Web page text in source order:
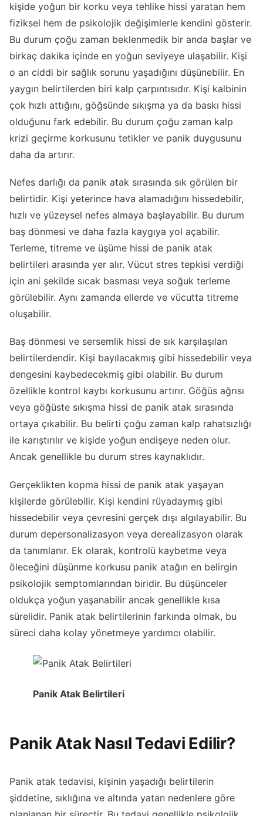
kişide yoğun bir korku veya tehlike hissi yaratan hem
fiziksel hem de psikolojik değişimlerle kendini gösterir.
Bu durum çoğu zaman beklenmedik bir anda başlar ve
birkaç dakika içinde en yoğun seviyeye ulaşabilir. Kişi
o an ciddi bir sağlık sorunu yaşadığını düşünebilir. En
yaygın belirtilerden biri kalp çarpıntısıdır. Kişi kalbinin
çok hızlı attığını, göğsünde sıkışma ya da baskı hissi
olduğunu fark edebilir. Bu durum çoğu zaman kalp
krizi geçirme korkusunu tetikler ve panik duygusunu
daha da artırır.
Nefes darlığı da panik atak sırasında sık görülen bir
belirtidir. Kişi yeterince hava alamadığını hissedebilir,
hızlı ve yüzeysel nefes almaya başlayabilir. Bu durum
baş dönmesi ve daha fazla kaygıya yol açabilir.
Terleme, titreme ve üşüme hissi de panik atak
belirtileri arasında yer alır. Vücut stres tepkisi verdiği
için ani şekilde sıcak basması veya soğuk terleme
görülebilir. Aynı zamanda ellerde ve vücutta titreme
oluşabilir.
Baş dönmesi ve sersemlik hissi de sık karşılaşılan
belirtilerdendir. Kişi bayılacakmış gibi hissedebilir veya
dengesini kaybedecekmiş gibi olabilir. Bu durum
özellikle kontrol kaybı korkusunu artırır. Göğüs ağrısı
veya göğüste sıkışma hissi de panik atak sırasında
ortaya çıkabilir. Bu belirti çoğu zaman kalp rahatsızlığı
ile karıştırılır ve kişide yoğun endişeye neden olur.
Ancak genellikle bu durum stres kaynaklıdır.
Gerçeklikten kopma hissi de panik atak yaşayan
kişilerde görülebilir. Kişi kendini rüyadaymış gibi
hissedebilir veya çevresini gerçek dışı algılayabilir. Bu
durum depersonalizasyon veya derealizasyon olarak
da tanımlanır. Ek olarak, kontrolü kaybetme veya
öleceğini düşünme korkusu panik atağın en belirgin
psikolojik semptomlarından biridir. Bu düşünceler
oldukça yoğun yaşanabilir ancak genellikle kısa
sürelidir. Panik atak belirtilerinin farkında olmak, bu
süreci daha kolay yönetmeye yardımcı olabilir.
Panik Atak Belirtileri
Panik Atak Nasıl Tedavi Edilir?
Panik atak tedavisi, kişinin yaşadığı belirtilerin
şiddetine, sıklığına ve altında yatan nedenlere göre